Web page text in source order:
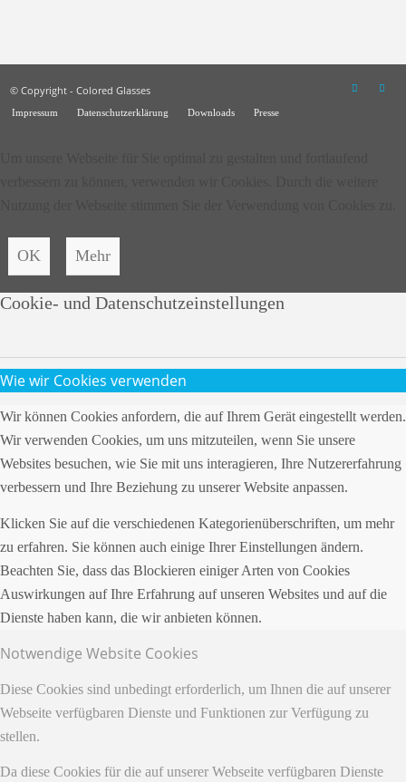
© Copyright - Colored Glasses
Impressum Datenschutzerklärung Downloads Presse
OK Mehr
Cookie- und Datenschutzeinstellungen
Wie wir Cookies verwenden
Wir können Cookies anfordern, die auf Ihrem Gerät eingestellt werden.
Wir verwenden Cookies, um uns mitzuteilen, wenn Sie unsere
Websites besuchen, wie Sie mit uns interagieren, Ihre Nutzererfahrung
verbessern und Ihre Beziehung zu unserer Website anpassen.
Klicken Sie auf die verschiedenen Kategorienüberschriften, um mehr
zu erfahren. Sie können auch einige Ihrer Einstellungen ändern.
Beachten Sie, dass das Blockieren einiger Arten von Cookies
Auswirkungen auf Ihre Erfahrung auf unseren Websites und auf die
Dienste haben kann, die wir anbieten können.
Notwendige Website Cookies
Diese Cookies sind unbedingt erforderlich, um Ihnen die auf unserer
Webseite verfügbaren Dienste und Funktionen zur Verfügung zu
stellen.
Da diese Cookies für die auf unserer Webseite verfügbaren Dienste